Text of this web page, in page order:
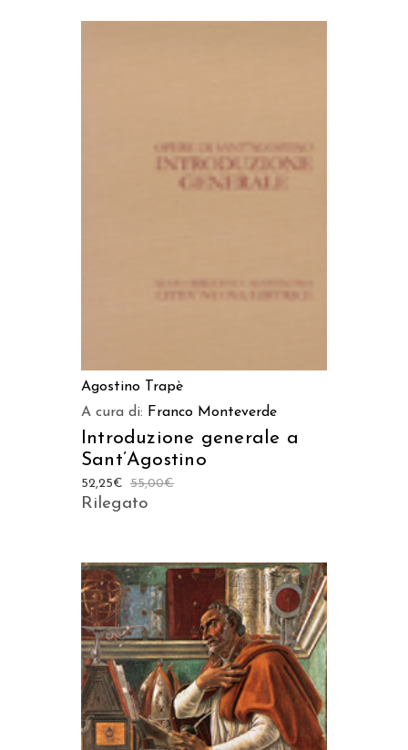
Agostino Trapè
A cura di: Franco Monteverde
Introduzione generale a
Sant’Agostino
55,00€
52,25€
Rilegato
AGGIUNGI AL CARRELLO